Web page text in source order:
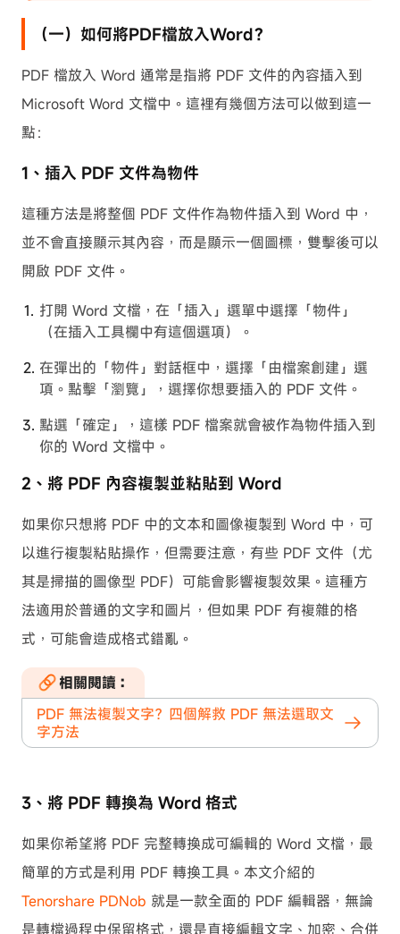
（一）如何將PDF檔放入Word？
PDF 檔放入 Word 通常是指將 PDF 文件的內容插入到
Microsoft Word 文檔中。這裡有幾個方法可以做到這一
點：
1、插入 PDF 文件為物件
這種方法是將整個 PDF 文件作為物件插入到 Word 中，
並不會直接顯示其內容，而是顯示一個圖標，雙擊後可以
開啟 PDF 文件。
打開 Word 文檔，在「插入」選單中選擇「物件」
（在插入工具欄中有這個選項）。
在彈出的「物件」對話框中，選擇「由檔案創建」選
項。點擊「瀏覽」，選擇你想要插入的 PDF 文件。
點選「確定」，這樣 PDF 檔案就會被作為物件插入到
你的 Word 文檔中。
2、將 PDF 內容複製並粘貼到 Word
如果你只想將 PDF 中的文本和圖像複製到 Word 中，可
以進行複製粘貼操作，但需要注意，有些 PDF 文件（尤
其是掃描的圖像型 PDF）可能會影響複製效果。這種方
法適用於普通的文字和圖片，但如果 PDF 有複雜的格
式，可能會造成格式錯亂。
相關閱讀：
PDF 無法複製文字？四個解救 PDF 無法選取文
字方法
3、將 PDF 轉換為 Word 格式
如果你希望將 PDF 完整轉換成可編輯的 Word 文檔，最
簡單的方式是利用 PDF 轉換工具。本文介紹的
Tenorshare PDNob 就是一款全面的 PDF 編輯器，無論
是轉檔過程中保留格式，還是直接編輯文字、加密、合併